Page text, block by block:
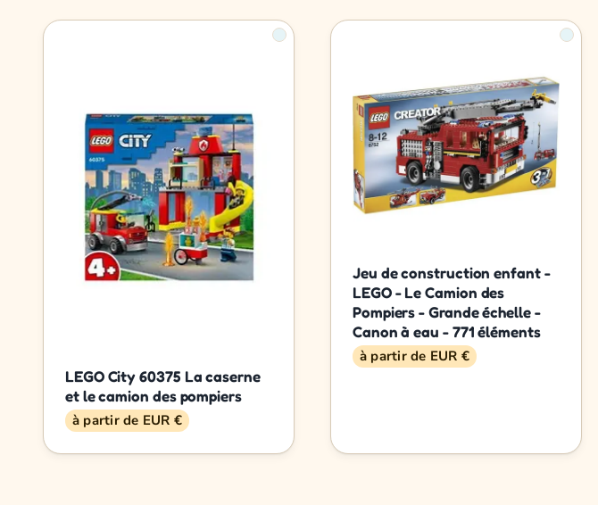
LEGO City 60375 La caserne
et le camion des pompiers
à partir de EUR €
Jeu de construction enfant -
LEGO - Le Camion des
Pompiers - Grande échelle -
Canon à eau - 771 éléments
à partir de EUR €